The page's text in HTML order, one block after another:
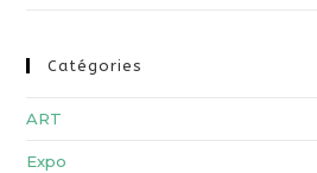
Catégories
ART
Expo